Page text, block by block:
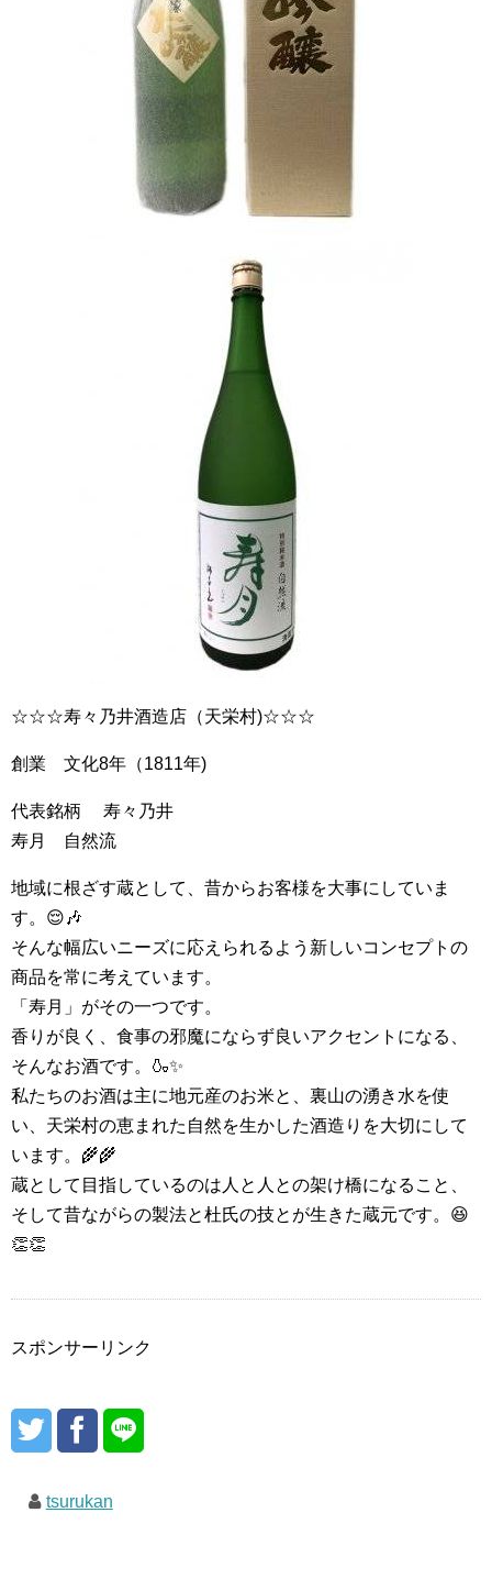
☆☆☆寿々乃井酒造店（天栄村)☆☆☆
創業 文化8年（1811年)
代表銘柄 寿々乃井
寿月 自然流
地域に根ざす蔵として、昔からお客様を大事にしていま
す。😌🎶
そんな幅広いニーズに応えられるよう新しいコンセプトの
商品を常に考えています。
「寿月」がその一つです。
香りが良く、食事の邪魔にならず良いアクセントになる、
そんなお酒です。🍶✨
私たちのお酒は主に地元産のお米と、裏山の湧き水を使
い、天栄村の恵まれた自然を生かした酒造りを大切にして
います。🌾🌾
蔵として目指しているのは人と人との架け橋になること、
そして昔ながらの製法と杜氏の技とが生きた蔵元です。😆
👏👏
スポンサーリンク
tsurukan